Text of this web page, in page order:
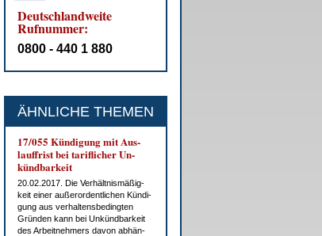
Deutschlandweite
Rufnummer:
0800 - 440 1 880
ÄHNLICHE THEMEN
17/055 Kün­di­gung mit Aus­
lauf­frist bei ta­rif­li­cher Un­
künd­bar­keit
20.02.2017. Die Ver­hält­nis­mä­ßig­
keit ei­ner au­ßer­or­dent­li­chen Kün­di­
gung aus ver­hal­tens­be­ding­ten
Grün­den kann bei Un­künd­bar­keit
des Ar­beit­neh­mers da­von ab­hän­